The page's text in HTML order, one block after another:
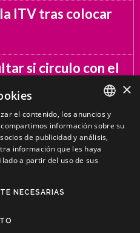
ITV tras colocar
si circulo con el
sin remolcar
enganche que ya
en otro
SPANISH
PORTUGUESE
×
el contenido, los anuncios y
información sobre su
de publicidad y análisis,
información que les haya
a partir del uso de sus
NECESARIAS